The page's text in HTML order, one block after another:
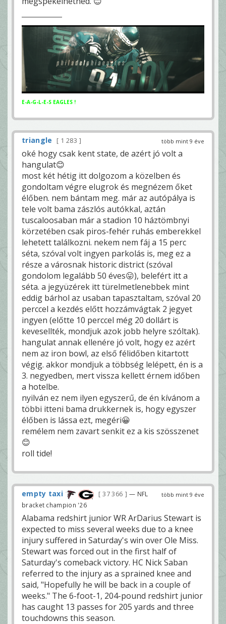
E-A-G-L-E-S EAGLES !
több mint 9 éve
triangle 1 283
oké hogy csak kent state, de azért jó volt a
hangulat😊
most két hétig itt dolgozom a közelben és
gondoltam végre elugrok és megnézem őket
élőben. nem bántam meg. már az autópálya is
tele volt bama zászlós autókkal, aztán
tuscaloosaban már a stadion 10 háztömbnyi
körzetében csak piros-fehér ruhás emberekkel
lehetett találkozni. nekem nem fáj a 15 perc
séta, szóval volt ingyen parkolás is, meg ez a
része a városnak historic district (szóval
gondolom legalább 50 éves😛), belefért itt a
séta. a jegyüzérek itt türelmetlenebbek mint
eddig bárhol az usaban tapasztaltam, szóval 20
perccel a kezdés előtt hozzámvágtak 2 jegyet
ingyen (előtte 10 perccel még 20 dollárt is
kevesellték, mondjuk azok jobb helyre szóltak).
hangulat annak ellenére jó volt, hogy ez azért
nem az iron bowl, az első félidőben kitartott
végig. akkor mondjuk a többség lelépett, én is a
3. negyedben, mert vissza kellett érnem időben
a hotelbe.
nyilván ez nem ilyen egyszerű, de én kívánom a
többi itteni bama drukkernek is, hogy egyszer
élőben is lássa ezt, megéri😀
remélem nem zavart senkit ez a kis szösszenet
😊
roll tide!
több mint 9 éve
empty taxi 37 366
— NFL
bracket champion '26
Alabama redshirt junior WR ArDarius Stewart is
expected to miss several weeks due to a knee
injury suffered in Saturday's win over Ole Miss.
Stewart was forced out in the first half of
Saturday's comeback victory. HC Nick Saban
referred to the injury as a sprained knee and
said, "Hopefully he will be back in a couple of
weeks." The 6-foot-1, 204-pound redshirt junior
has caught 13 passes for 205 yards and three
touchdowns this season.